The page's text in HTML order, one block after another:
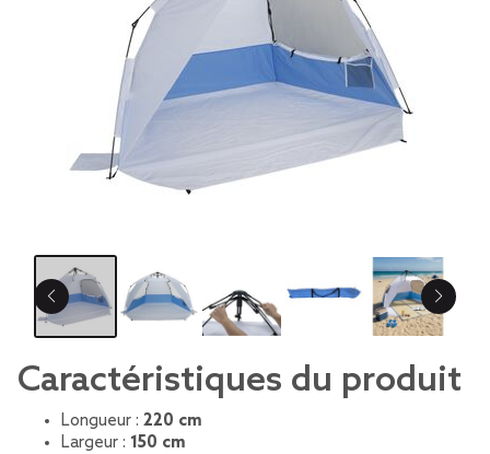
Caractéristiques du produit
Longueur : 220 cm
Largeur : 150 cm